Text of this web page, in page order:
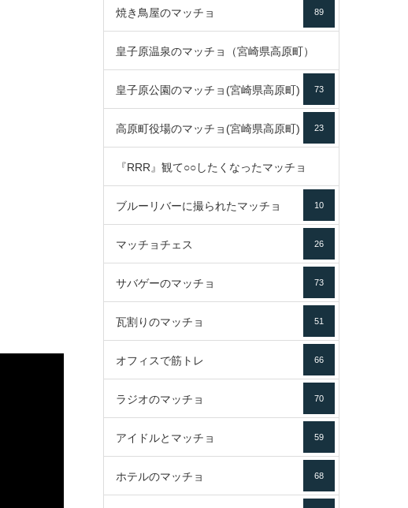
焼き鳥屋のマッチョ 89
皇子原温泉のマッチョ（宮崎県高原町）
133
皇子原公園のマッチョ(宮崎県高原町) 73
高原町役場のマッチョ(宮崎県高原町) 23
『RRR』観て○○したくなったマッチョ
16
ブルーリバーに撮られたマッチョ 10
マッチョチェス 26
サバゲーのマッチョ 73
瓦割りのマッチョ 51
オフィスで筋トレ 66
ラジオのマッチョ 70
アイドルとマッチョ 59
ホテルのマッチョ 68